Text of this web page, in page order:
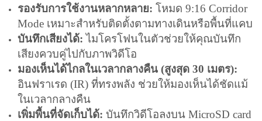
รองรับการใช้งานหลากหลาย: โหมด 9:16 Corridor
Mode เหมาะสำหรับติดตั้งตามทางเดินหรือพื้นที่แคบ
บันทึกเสียงได้: ไมโครโฟนในตัวช่วยให้คุณบันทึก
เสียงควบคู่ไปกับภาพวิดีโอ
มองเห็นได้ไกลในเวลากลางคืน (สูงสุด 30 เมตร):
อินฟราเรด (IR) ที่ทรงพลัง ช่วยให้มองเห็นได้ชัดแม้
ในเวลากลางคืน
เพิ่มพื้นที่จัดเก็บได้: บันทึกวิดีโอลงบน MicroSD card